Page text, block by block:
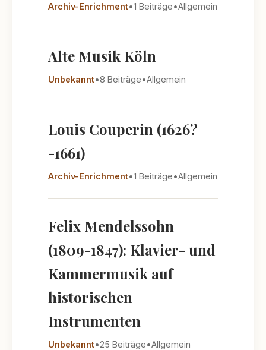
Archiv-Enrichment•1 Beiträge•Allgemein
Alte Musik Köln
Unbekannt•8 Beiträge•Allgemein
Louis Couperin (1626?
-1661)
Archiv-Enrichment•1 Beiträge•Allgemein
Felix Mendelssohn
(1809-1847): Klavier- und
Kammermusik auf
historischen
Instrumenten
Unbekannt•25 Beiträge•Allgemein